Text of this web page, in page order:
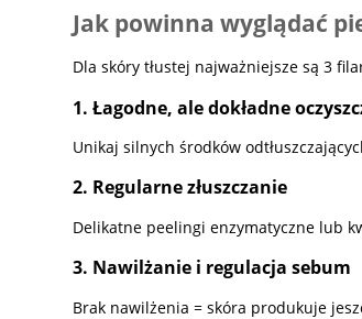
Jak powinna wyglądać
Dla skóry tłustej najważniejsze są 3
1. Łagodne, ale dokładne
Unikaj silnych środków
2. Regularne złuszczanie
Delikatne peelingi enzymatyczne lub
3. Nawilżanie i regulacja sebum
Brak nawilżenia = skóra produkuje